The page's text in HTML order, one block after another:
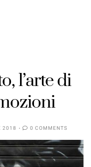
l’arte di
2018 0 COMMENTS